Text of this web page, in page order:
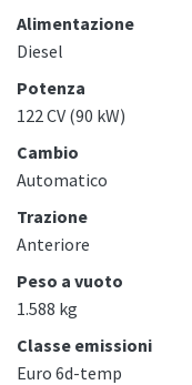
Alimentazione
Diesel
Potenza
122 CV (90 kW)
Cambio
Automatico
Trazione
Anteriore
Peso a vuoto
1.588 kg
Classe emissioni
Euro 6d-temp